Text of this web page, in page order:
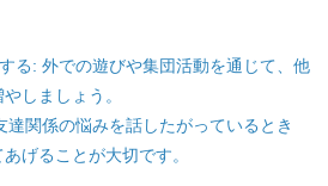
る: 外での遊びや集団活動を通じて、他
しましょう。
関係の悩みを話したがっているとき
げることが大切です。